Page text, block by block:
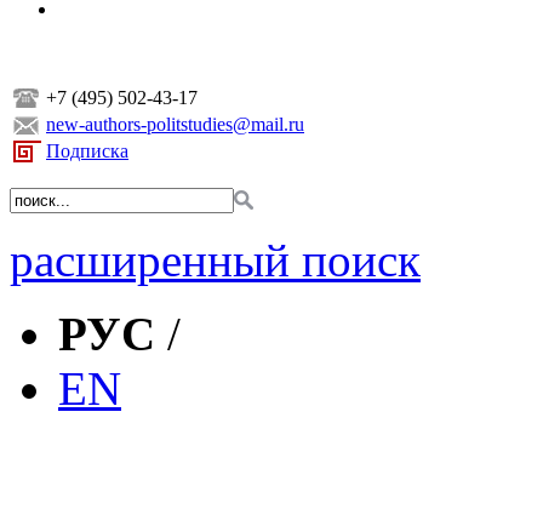
+7 (495) 502-43-17
new-authors-politstudies@mail.ru
Подписка
расширенный поиск
РУС /
EN